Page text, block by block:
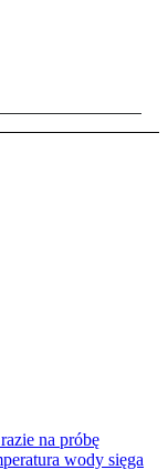
na próbę
wody sięga